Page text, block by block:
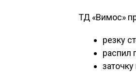
ТД «Вимос»
резку
распил